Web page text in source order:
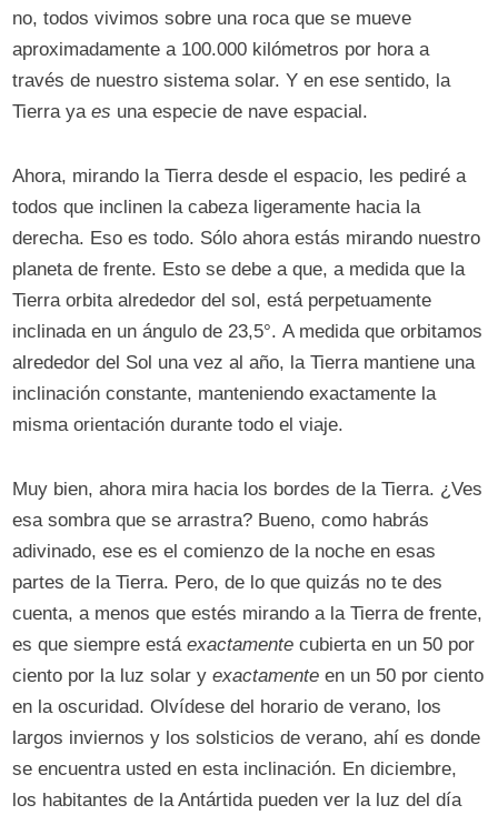
no, todos vivimos sobre una roca que se mueve
aproximadamente a 100.000 kilómetros por hora a
través de nuestro sistema solar. Y en ese sentido, la
Tierra yaes una especie de nave espacial.
Ahora, mirando la Tierra desde el espacio, les pediré a
todos que inclinen la cabeza ligeramente hacia la
derecha. Eso es todo. Sólo ahora estás mirando nuestro
planeta de frente. Esto se debe a que, a medida que la
Tierra orbita alrededor del sol, está perpetuamente
inclinada en un ángulo de 23,5°. A medida que orbitamos
alrededor del Sol una vez al año, la Tierra mantiene una
inclinación constante, manteniendo exactamente la
misma orientación durante todo el viaje.
Muy bien, ahora mira hacia los bordes de la Tierra. ¿Ves
esa sombra que se arrastra? Bueno, como habrás
adivinado, ese es el comienzo de la noche en esas
partes de la Tierra. Pero, de lo que quizás no te des
cuenta, a menos que estés mirando a la Tierra de frente,
es que siempre estáexactamente cubierta en un 50 por
ciento por la luz solar yexactamente en un 50 por ciento
en la oscuridad. Olvídese del horario de verano, los
largos inviernos y los solsticios de verano, ahí es donde
se encuentra usted en esta inclinación. En diciembre,
los habitantes de la Antártida pueden ver la luz del día